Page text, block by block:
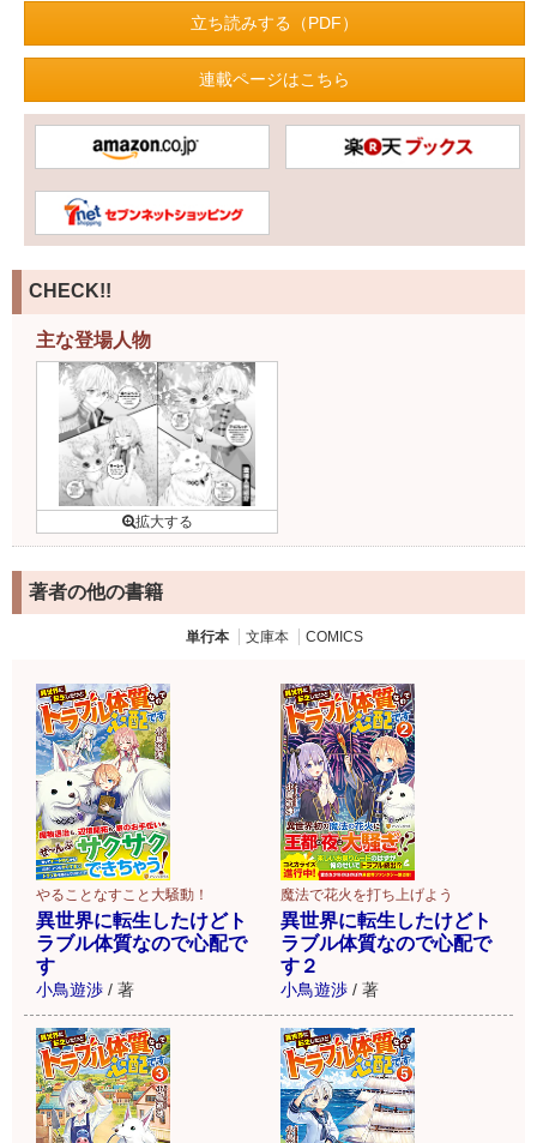
立ち読みする（PDF）
連載ページはこちら
CHECK!!
主な登場人物
著者の他の書籍
単行本 文庫本 COMICS
やることなすこと大騒動！
異世界に転生したけどト
ラブル体質なので心配で
す
小鳥遊渉 / 著
魔法で花火を打ち上げよう
異世界に転生したけどト
ラブル体質なので心配で
す２
小鳥遊渉 / 著